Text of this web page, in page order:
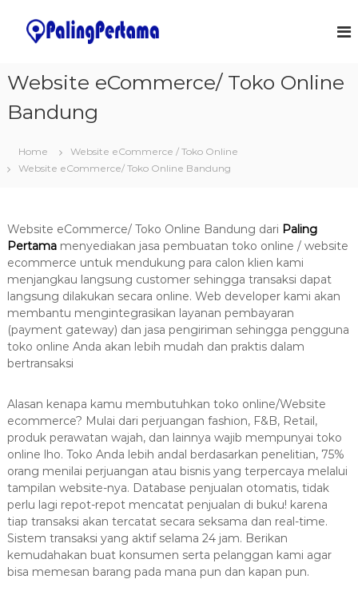
a
b
a
n
A
p
l
i
k
i
T
e
r
b
a
i
k
H
u
w
I
T
u
t
i
o
n
s
Website eCommerce/ Toko Online
Bandung
Home
Website eCommerce / Toko Online
Website eCommerce/ Toko Online Bandung
Website eCommerce/ Toko Online Bandung dari Paling
Pertamamenyediakan jasa pembuatan toko online / website
ecommerce untuk mendukung para calon klien kami
menjangkau langsung customer sehingga transaksi dapat
langsung dilakukan secara online. Web developer kami akan
membantu mengintegrasikan layanan pembayaran
(payment gateway) dan jasa pengiriman sehingga pengguna
toko online Anda akan lebih mudah dan praktis dalam
bertransaksi
Alasan kenapa kamu membutuhkan toko online/Website
ecommerce? Mulai dari perjuangan fashion, F&B, Retail,
produk perawatan wajah, dan lainnya wajib mempunyai toko
online lho. Toko Anda lebih andal berdasarkan penelitian, 75%
orang menilai perjuangan atau bisnis yang terpercaya melalui
tampilan website-nya. Database penjualan otomatis, tidak
perlu lagi repot-repot mencatat penjualan di buku! karena
tiap transaksi akan tercatat secara seksama dan real-time.
Sistem transaksi yang aktif selama 24 jam. Berikan
kemudahakan buat konsumen serta pelanggan kami agar
bisa memesan barang pada mana pun dan kapan pun.